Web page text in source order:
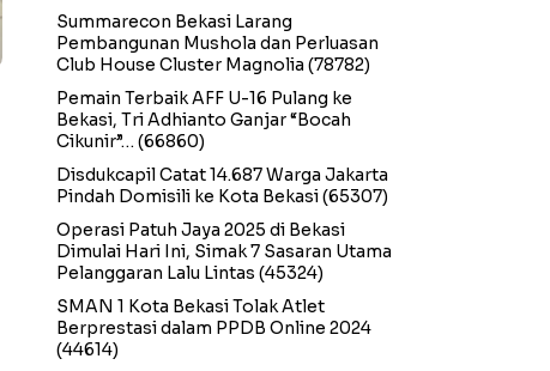
Summarecon Bekasi Larang
Pembangunan Mushola dan Perluasan
Club House Cluster Magnolia (78782)
Pemain Terbaik AFF U-16 Pulang ke
Bekasi, Tri Adhianto Ganjar “Bocah
Cikunir”… (66860)
Disdukcapil Catat 14.687 Warga Jakarta
Pindah Domisili ke Kota Bekasi(65307)
Operasi Patuh Jaya 2025 di Bekasi
Dimulai Hari Ini, Simak 7 Sasaran Utama
Pelanggaran Lalu Lintas (45324)
SMAN 1 Kota Bekasi Tolak Atlet
Berprestasi dalam PPDB Online 2024
(44614)